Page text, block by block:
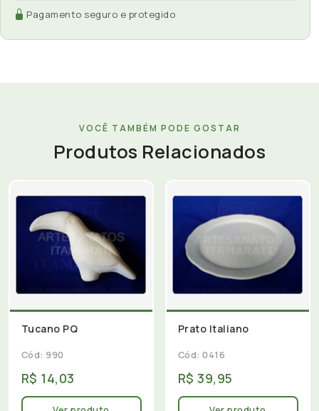
Pagamento seguro e protegido
VOCÊ TAMBÉM PODE GOSTAR
Produtos Relacionados
Tucano PQ
Cód: 990
R$ 14,03
Prato Italiano
Cód: 0416
R$ 39,95